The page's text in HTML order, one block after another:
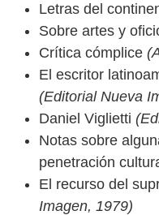
Letras del
Sobre artes y
Crítica cómplice
El escritor
(Editorial Nueva
Daniel Viglietti
Notas sobre
penetración
El recurso del
Imagen, 1979)